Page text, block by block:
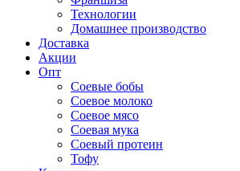
Технологии
Домашнее производство
Доставка
Акции
Опт
Соевые бобы
Соевое молоко
Соевое мясо
Соевая мука
Соевый протеин
Тофу